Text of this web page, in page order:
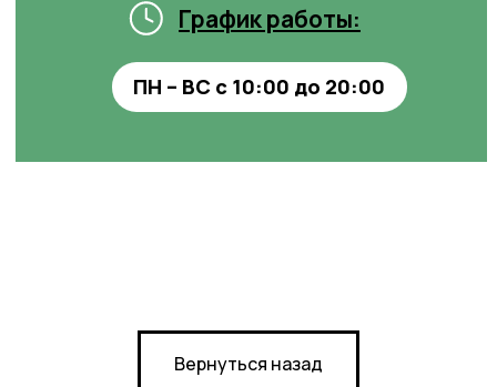
Вернуться назад
Рекламные
возможности